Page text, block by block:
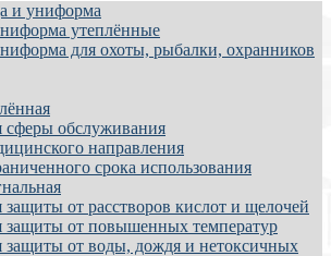
и униформа
утеплённые
для охоты, рыбалки, охранников
сферы обслуживания
направления
срока использования
защиты от расстворов кислот и щелочей
защиты от повышенных температур
защиты от воды, дождя и нетоксичных